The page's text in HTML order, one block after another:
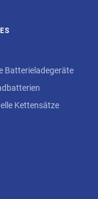
Batterieladegeräte
Kettensätze